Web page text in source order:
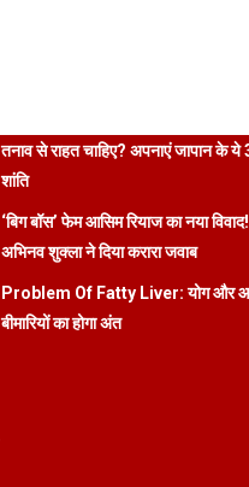
तनाव से राहत चाहिए? अपनाएं जापान के
शांति
‘बिग बॉस’ फेम आसिम रियाज का नया
अभिनव शुक्ला ने दिया करारा जवाब
Problem Of Fatty Liver: योग और
बीमारियों का होगा अंत